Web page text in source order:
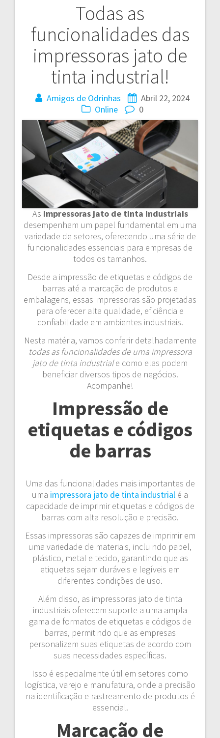
Todas as
funcionalidades das
impressoras jato de
tinta industrial!
Amigos de Odrinhas
Abril 22, 2024
Online
0
As impressoras jato de tinta industriais
desempenham um papel fundamental em uma
variedade de setores, oferecendo uma série de
funcionalidades essenciais para empresas de
todos os tamanhos.
Desde a impressão de etiquetas e códigos de
barras até a marcação de produtos e
embalagens, essas impressoras são projetadas
para oferecer alta qualidade, eficiência e
confiabilidade em ambientes industriais.
Nesta matéria, vamos conferir detalhadamente
todas as funcionalidades de uma impressora
jato de tinta industriale como elas podem
beneficiar diversos tipos de negócios.
Acompanhe!
Impressão de
etiquetas e códigos
de barras
Uma das funcionalidades mais importantes de
uma impressora jato de tinta industrial é a
capacidade de imprimir etiquetas e códigos de
barras com alta resolução e precisão.
Essas impressoras são capazes de imprimir em
uma variedade de materiais, incluindo papel,
plástico, metal e tecido, garantindo que as
etiquetas sejam duráveis e legíveis em
diferentes condições de uso.
Além disso, as impressoras jato de tinta
industriais oferecem suporte a uma ampla
gama de formatos de etiquetas e códigos de
barras, permitindo que as empresas
personalizem suas etiquetas de acordo com
suas necessidades específicas.
Isso é especialmente útil em setores como
logística, varejo e manufatura, onde a precisão
na identificação e rastreamento de produtos é
essencial.
Marcação de
Navegação
de
artigos